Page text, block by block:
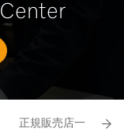
正規販売店一覧